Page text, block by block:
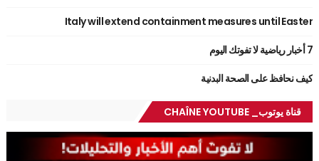
Italy will extend containment measures until Easter
7 أخبار رياضية لا تفوتك اليوم
كيف نحافظ على الصحة البدنية
قناة يوتوب_ CHAÎNE YOUTUBE